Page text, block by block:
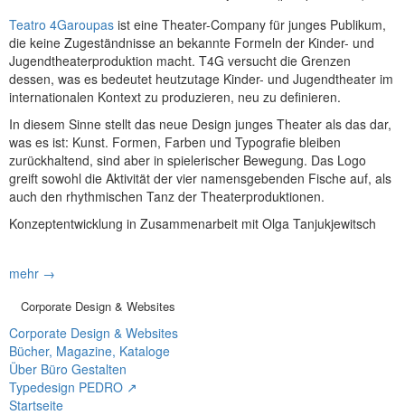
Teatro 4Garoupas ist eine Theater-Company für junges Publikum,
die keine Zugeständnisse an bekannte Formeln der Kinder- und
Jugendtheaterproduktion macht. T4G versucht die Grenzen
dessen, was es bedeutet heutzutage Kinder- und Jugendtheater im
internationalen Kontext zu produzieren, neu zu definieren.
In diesem Sinne stellt das neue Design junges Theater als das dar,
was es ist: Kunst. Formen, Farben und Typografie bleiben
zurückhaltend, sind aber in spielerischer Bewegung. Das Logo
greift sowohl die Aktivität der vier namensgebenden Fische auf, als
auch den rhythmischen Tanz der Theaterproduktionen.
Konzeptentwicklung in Zusammenarbeit mit Olga Tanjukjewitsch
mehr →
Corporate Design & Websites
Corporate Design & Websites
Bücher, Magazine, Kataloge
Über Büro Gestalten
Typedesign PEDRO ↗
Startseite